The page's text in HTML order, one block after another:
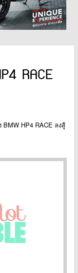
RACE
BMW HP4 RACE ลงสู้